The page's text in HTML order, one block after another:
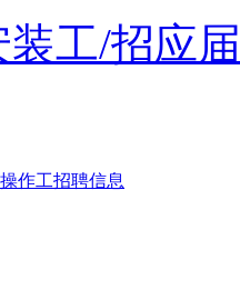
工/招应
作工招聘信息